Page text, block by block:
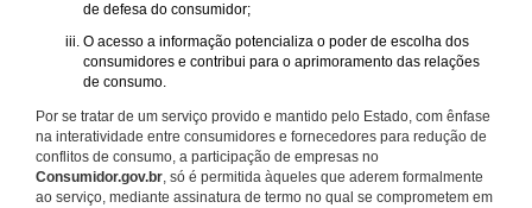
de defesa do consumidor;
O acesso a informação potencializa o poder de escolha dos
consumidores e contribui para o aprimoramento das relações
de consumo.
Por se tratar de um serviço provido e mantido pelo Estado, com ênfase
na interatividade entre consumidores e fornecedores para redução de
conflitos de consumo, a participação de empresas no
Consumidor.gov.br, só é permitida àqueles que aderem formalmente
ao serviço, mediante assinatura de termo no qual se comprometem em